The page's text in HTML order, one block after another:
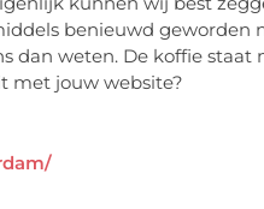
benieuwd geworden
dan weten. De koffie
met jouw website?